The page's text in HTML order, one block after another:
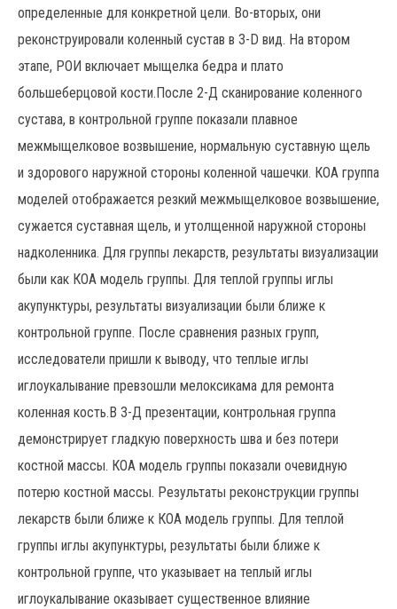
определенные для конкретной цели. Во-вторых, они
реконструировали коленный сустав в 3-D вид. На втором
этапе, РОИ включает мыщелка бедра и плато
большеберцовой кости.После 2-Д сканирование коленного
сустава, в контрольной группе показали плавное
межмыщелковое возвышение, нормальную суставную щель
и здорового наружной стороны коленной чашечки. КОА группа
моделей отображается резкий межмыщелковое возвышение,
сужается суставная щель, и утолщенной наружной стороны
надколенника. Для группы лекарств, результаты визуализации
были как КОА модель группы. Для теплой группы иглы
акупунктуры, результаты визуализации были ближе к
контрольной группе. После сравнения разных групп,
исследователи пришли к выводу, что теплые иглы
иглоукалывание превзошли мелоксикама для ремонта
коленная кость.В 3-Д презентации, контрольная группа
демонстрирует гладкую поверхность шва и без потери
костной массы. КОА модель группы показали очевидную
потерю костной массы. Результаты реконструкции группы
лекарств были ближе к КОА модель группы. Для теплой
группы иглы акупунктуры, результаты были ближе к
контрольной группе, что указывает на теплый иглы
иглоукалывание оказывает существенное влияние